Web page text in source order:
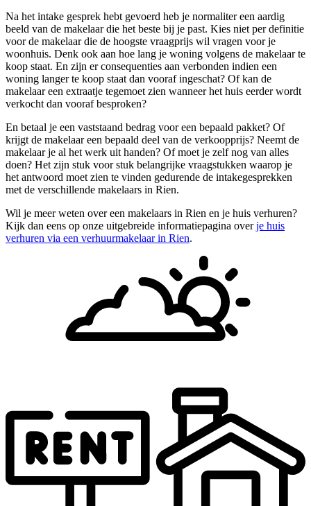
Na het intake gesprek hebt gevoerd heb je normaliter een aardig
beeld van de makelaar die het beste bij je past. Kies niet per definitie
voor de makelaar die de hoogste vraagprijs wil vragen voor je
woonhuis. Denk ook aan hoe lang je woning volgens de makelaar te
koop staat. En zijn er consequenties aan verbonden indien een
woning langer te koop staat dan vooraf ingeschat? Of kan de
makelaar een extraatje tegemoet zien wanneer het huis eerder wordt
verkocht dan vooraf besproken?
En betaal je een vaststaand bedrag voor een bepaald pakket? Of
krijgt de makelaar een bepaald deel van de verkoopprijs? Neemt de
makelaar je al het werk uit handen? Of moet je zelf nog van alles
doen? Het zijn stuk voor stuk belangrijke vraagstukken waarop je
het antwoord moet zien te vinden gedurende de intakegesprekken
met de verschillende makelaars in Rien.
Wil je meer weten over een makelaars in Rien en je huis verhuren?
Kijk dan eens op onze uitgebreide informatiepagina overje huis
verhuren via een verhuurmakelaar in Rien.